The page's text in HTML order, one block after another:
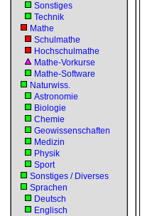
Sonstiges
Technik
Mathe
Schulmathe
Hochschulmathe
Mathe-Vorkurse
Mathe-Software
Naturwiss.
Astronomie
Biologie
Chemie
Geowissenschaften
Medizin
Physik
Sport
Sonstiges / Diverses
Sprachen
Deutsch
Englisch